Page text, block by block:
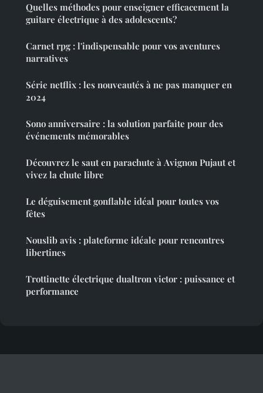
Quelles méthodes pour enseigner efficacement la
guitare électrique à des adolescents?
Carnet rpg : l'indispensable pour vos aventures
narratives
Série netflix : les nouveautés à ne pas manquer en
2024
Sono anniversaire : la solution parfaite pour des
événements mémorables
Découvrez le saut en parachute à Avignon Pujaut et
vivez la chute libre
Le déguisement gonflable idéal pour toutes vos
fêtes
Nouslib avis : plateforme idéale pour rencontres
libertines
Trottinette électrique dualtron victor : puissance et
performance